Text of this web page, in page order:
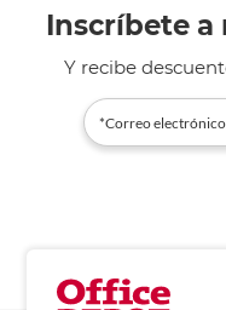
Inscríbete
Y recibe